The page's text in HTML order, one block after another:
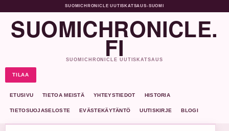
SUOMICHRONICLE UUTISKATSAUS•SUOMI
SUOMICHRONICLE.
FI
SUOMICHRONICLE UUTISKATSAUS
TILAA
ETUSIVU TIETOA MEISTÄ YHTEYSTIEDOT HISTORIA
TIETOSUOJASELOSTE EVÄSTEKÄYTÄNTÖ UUTISKIRJE BLOGI